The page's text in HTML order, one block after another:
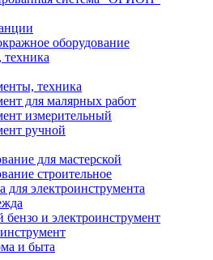
оборудование
техника
для малярных работ
измерительный
ручной
для мастерской
строительное
для электроинструмента
и электроинструмент
и быта